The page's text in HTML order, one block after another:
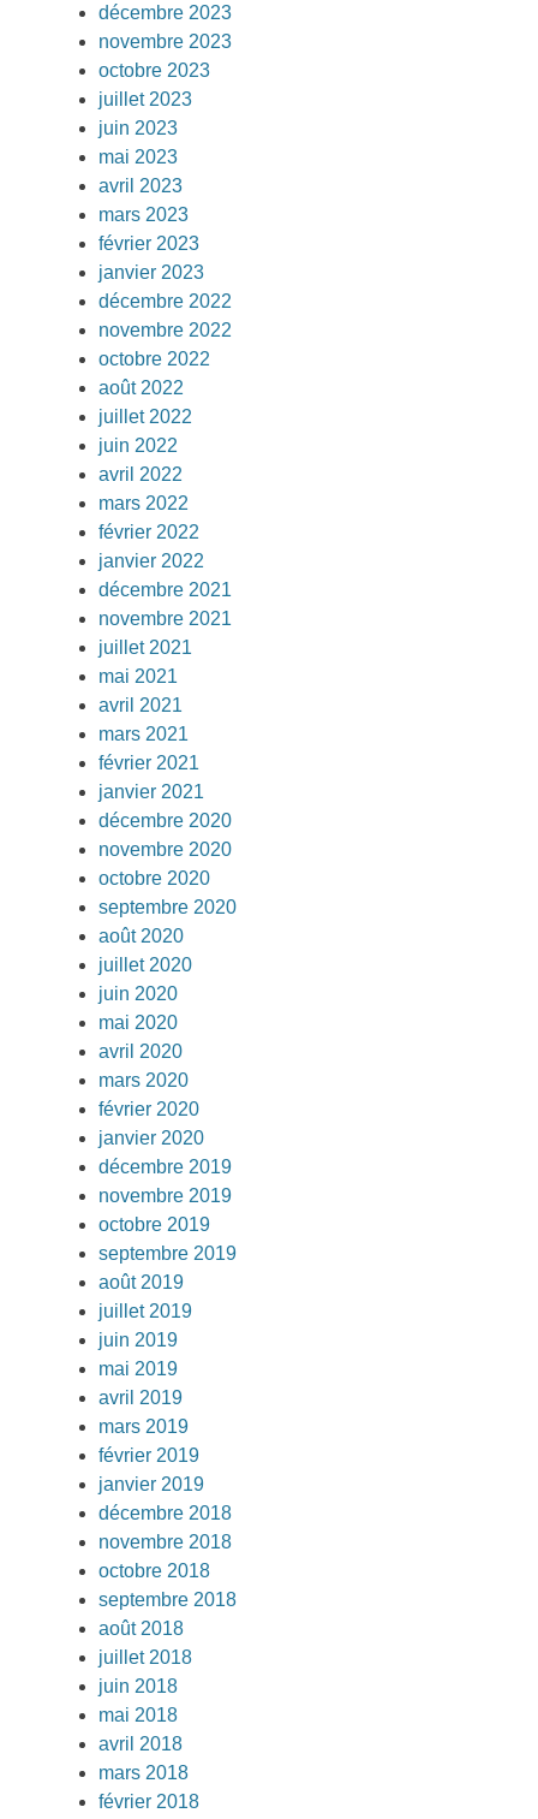
décembre 2023
novembre 2023
octobre 2023
juillet 2023
juin 2023
mai 2023
avril 2023
mars 2023
février 2023
janvier 2023
décembre 2022
novembre 2022
octobre 2022
août 2022
juillet 2022
juin 2022
avril 2022
mars 2022
février 2022
janvier 2022
décembre 2021
novembre 2021
juillet 2021
mai 2021
avril 2021
mars 2021
février 2021
janvier 2021
décembre 2020
novembre 2020
octobre 2020
septembre 2020
août 2020
juillet 2020
juin 2020
mai 2020
avril 2020
mars 2020
février 2020
janvier 2020
décembre 2019
novembre 2019
octobre 2019
septembre 2019
août 2019
juillet 2019
juin 2019
mai 2019
avril 2019
mars 2019
février 2019
janvier 2019
décembre 2018
novembre 2018
octobre 2018
septembre 2018
août 2018
juillet 2018
juin 2018
mai 2018
avril 2018
mars 2018
février 2018